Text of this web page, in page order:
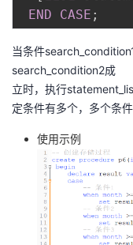
END
CASE ;
当条件
search_condition2成
立时，执行
定条件有多个，多个条
使用示例